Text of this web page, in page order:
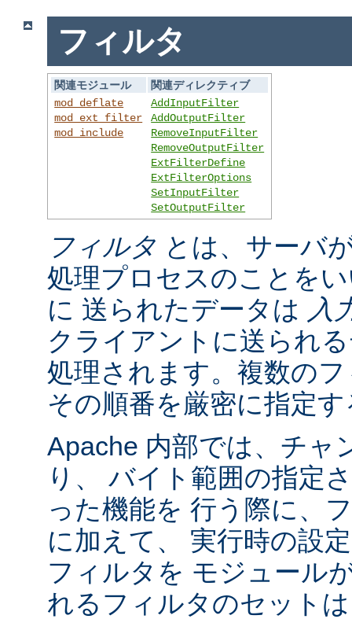
フィルタ
関連モジュール
関連ディレクティブ
mod_deflate
mod_ext_filter
mod_include
AddInputFilter
AddOutputFilter
RemoveInputFilter
RemoveOutputFilter
ExtFilterDefine
ExtFilterOptions
SetInputFilter
SetOutputFilter
フィルタ とは、サーバ
処理プロセスのことを
に 送られたデータは 入
クライアントに送られ
処理されます。複数の
その順番を厳密に指定
Apache 内部では、チャ
り、 バイト範囲の指定
った機能を 行う際に、
に加えて、 実行時の設
フィルタを モジュール
れるフィルタのセット